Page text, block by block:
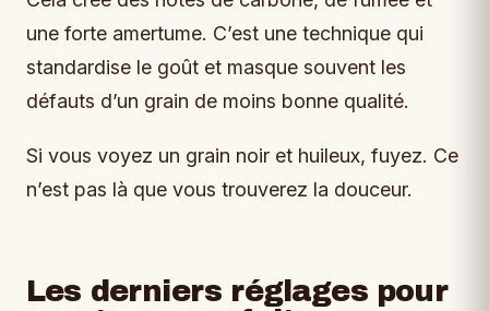
une forte amertume. C’est une technique qui
standardise le goût et masque souvent les
défauts d’un grain de moins bonne qualité.
Si vous voyez un grain noir et huileux, fuyez. Ce
n’est pas là que vous trouverez la douceur.
Les derniers réglages pour